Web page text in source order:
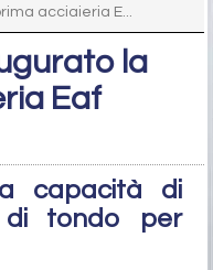
acciaieria E...
la
Eaf
capacità di
di tondo per